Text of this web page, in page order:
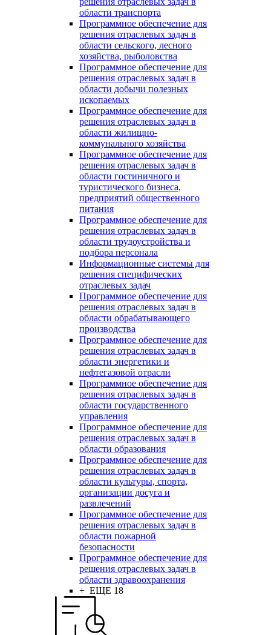
области транспорта
Программное обеспечение для
решения отраслевых задач в
области сельского, лесного
хозяйства, рыболовства
Программное обеспечение для
решения отраслевых задач в
области добычи полезных
ископаемых
Программное обеспечение для
решения отраслевых задач в
области жилищно-
коммунального хозяйства
Программное обеспечение для
решения отраслевых задач в
области гостиничного и
туристического бизнеса,
предприятий общественного
питания
Программное обеспечение для
решения отраслевых задач в
области трудоустройства и
подбора персонала
Информационные системы для
решения специфических
отраслевых задач
Программное обеспечение для
решения отраслевых задач в
области обрабатывающего
производства
Программное обеспечение для
решения отраслевых задач в
области энергетики и
нефтегазовой отрасли
Программное обеспечение для
решения отраслевых задач в
области государственного
управления
Программное обеспечение для
решения отраслевых задач в
области образования
Программное обеспечение для
решения отраслевых задач в
области культуры, спорта,
организации досуга и
развлечений
Программное обеспечение для
решения отраслевых задач в
области пожарной
безопасности
Программное обеспечение для
решения отраслевых задач в
области здравоохранения
+ ЕЩЕ 18